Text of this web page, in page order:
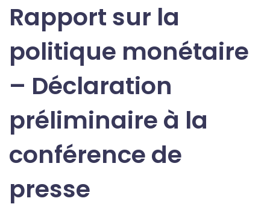
Rapport sur la
politique monétaire
– Déclaration
préliminaire à la
conférence de
presse